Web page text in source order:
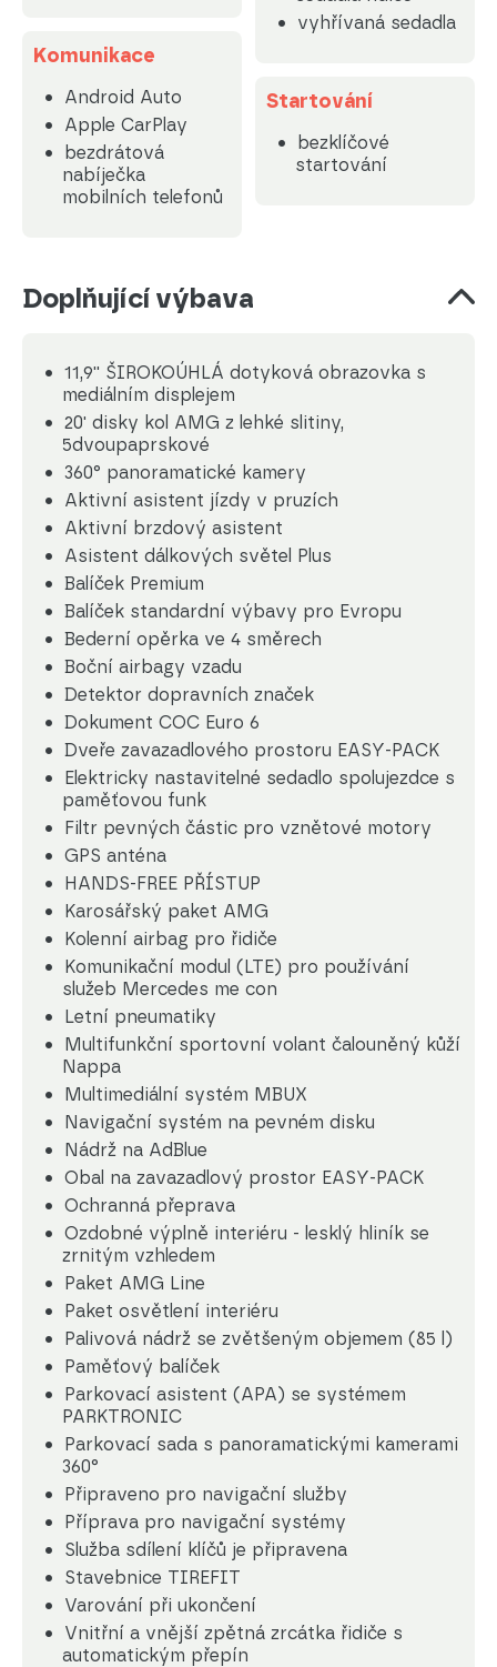
Komunikace
Android Auto
Apple CarPlay
bezdrátová
nabíječka
mobilních telefonů
vyhřívaná sedadla
Startování
bezklíčové
startování
Doplňující výbava
11,9'' ŠIROKOÚHLÁ dotyková obrazovka s
mediálním displejem
20' disky kol AMG z lehké slitiny,
5dvoupaprskové
360° panoramatické kamery
Aktivní asistent jízdy v pruzích
Aktivní brzdový asistent
Asistent dálkových světel Plus
Balíček Premium
Balíček standardní výbavy pro Evropu
Bederní opěrka ve 4 směrech
Boční airbagy vzadu
Detektor dopravních značek
Dokument COC Euro 6
Dveře zavazadlového prostoru EASY-PACK
Elektricky nastavitelné sedadlo spolujezdce s
paměťovou funk
Filtr pevných částic pro vznětové motory
GPS anténa
HANDS-FREE PŘÍSTUP
Karosářský paket AMG
Kolenní airbag pro řidiče
Komunikační modul (LTE) pro používání
služeb Mercedes me con
Letní pneumatiky
Multifunkční sportovní volant čalouněný kůží
Nappa
Multimediální systém MBUX
Navigační systém na pevném disku
Nádrž na AdBlue
Obal na zavazadlový prostor EASY-PACK
Ochranná přeprava
Ozdobné výplně interiéru - lesklý hliník se
zrnitým vzhledem
Paket AMG Line
Paket osvětlení interiéru
Palivová nádrž se zvětšeným objemem (85 l)
Paměťový balíček
Parkovací asistent (APA) se systémem
PARKTRONIC
Parkovací sada s panoramatickými kamerami
360°
Připraveno pro navigační služby
Příprava pro navigační systémy
Služba sdílení klíčů je připravena
Stavebnice TIREFIT
Varování při ukončení
Vnitřní a vnější zpětná zrcátka řidiče s
automatickým přepín